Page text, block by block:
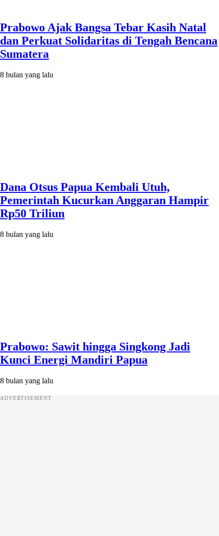
Prabowo Ajak Bangsa Tebar Kasih Natal
dan Perkuat Solidaritas di Tengah Bencana
Sumatera
8 bulan yang lalu
Dana Otsus Papua Kembali Utuh,
Pemerintah Kucurkan Anggaran Hampir
Rp50 Triliun
8 bulan yang lalu
Prabowo: Sawit hingga Singkong Jadi
Kunci Energi Mandiri Papua
8 bulan yang lalu
ADVERTISEMENT